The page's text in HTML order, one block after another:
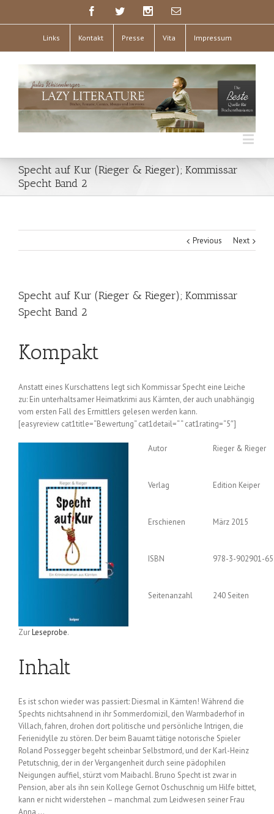
Links Kontakt Presse Vita Impressum
Specht auf Kur (Rieger & Rieger); Kommissar
Specht Band 2
Previous Next
Specht auf Kur (Rieger & Rieger); Kommissar
Specht Band 2
Kompakt
Anstatt eines Kurschattens legt sich Kommissar Specht eine Leiche
zu: Ein unterhaltsamer Heimatkrimi aus Kärnten, der auch unabhängig
vom ersten Fall des Ermittlers gelesen werden kann.
[easyreview cat1title=“Bewertung“ cat1detail=“ “ cat1rating=“5″]
Autor Rieger & Rieger
Verlag Edition Keiper
Erschienen März 2015
ISBN 978-3-902901-
Seitenanzahl 240 Seiten
ZurLeseprobe.
Inhalt
Es ist schon wieder was passiert: Diesmal in Kärnten! Während die
Spechts nichtsahnend in ihr Sommerdomizil, den Warmbaderhof in
Villach, fahren, drohen dort politische und persönliche Intrigen, die
Ferienidylle zu stören. Der beim Bauamt tätige notorische Spieler
Roland Possegger begeht scheinbar Selbstmord, und der Karl-Heinz
Petutschnig, der in der Vergangenheit durch seine pädophilen
Neigungen auffiel, stürzt vom Maibachl. Bruno Specht ist zwar in
Pension, aber als ihn sein Kollege Gernot Oschuschnig um Hilfe bittet,
kann er nicht widerstehen – manchmal zum Leidwesen seiner Frau